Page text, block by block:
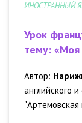
ИНОСТРАННЫЙ
Урок
тему: «Моя
Автор:
английского